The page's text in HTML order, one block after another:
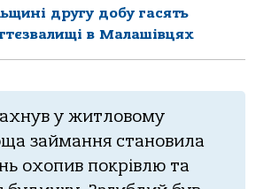
другу добу гасять
в Малашівцях
у житловому
займання становила
охопив покрівлю та